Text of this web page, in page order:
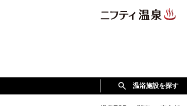
温浴施設を探す